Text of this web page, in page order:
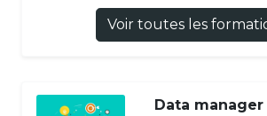
Voir toutes les
Data manager